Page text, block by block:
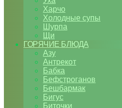
Харчо
Холодные супы
Шурпа
Щи
ГОРЯЧИЕ БЛЮДА
Азу
Антрекот
Бабка
Бефстроганов
Бешбармак
Бигус
Биточки